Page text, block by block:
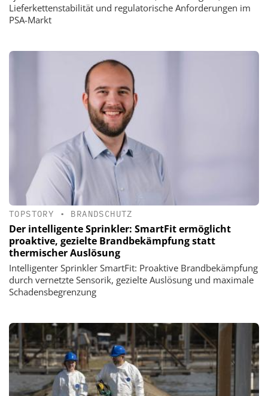
Lieferkettenstabilität und regulatorische Anforderungen im
PSA-Markt
TOPSTORY • BRANDSCHUTZ
Der intelligente Sprinkler: SmartFit ermöglicht
proaktive, gezielte Brandbekämpfung statt
thermischer Auslösung
Intelligenter Sprinkler SmartFit: Proaktive Brandbekämpfung
durch vernetzte Sensorik, gezielte Auslösung und maximale
Schadensbegrenzung